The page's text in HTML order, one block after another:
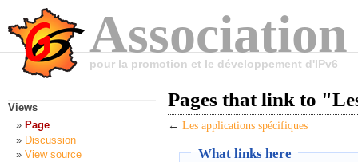
pour la promotion et le développement d'IPv6
Pages that link to
← Les applications spécifiques
What links here
Views
Page
Discussion
View source